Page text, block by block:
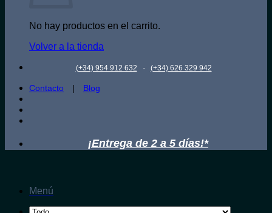
No hay productos en el carrito.
Volver a la tienda
(+34) 954 912 632 · (+34) 626 329 942
Contacto | Blog
¡Entrega de 2 a 5 días!*
Menú